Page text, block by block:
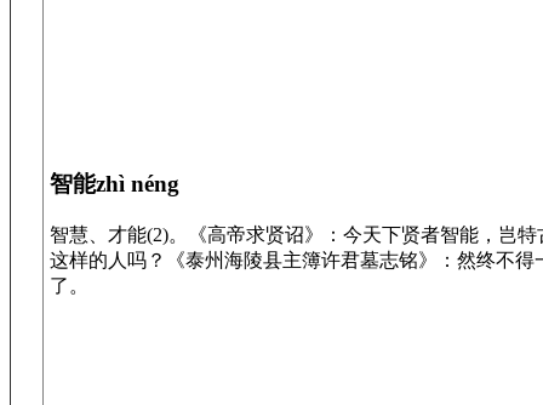
智能zhì néng
智慧、才能(2)。《高帝求贤诏》：今天下贤者智能，岂
这样的人吗？《泰州海陵县主簿许君墓志铭》：然终不
了。